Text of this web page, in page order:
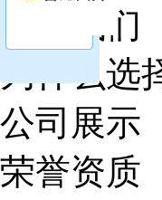
关于我们
为什么选
公司展示
荣誉资质